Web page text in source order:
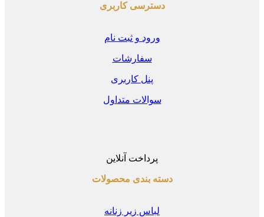
دسترسی کاربری
ورود و ثبت نام
سفارشات
پنل کاربری
سوالات متداول
پرداخت آنلاین
دسته بندی محصولات
لباس زیر زنانه